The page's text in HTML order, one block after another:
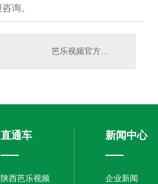
询。
芭乐视频官方下载外墙施工规范有哪些你知道么？
直通车
陕西芭乐视频
新闻中心
企业新闻